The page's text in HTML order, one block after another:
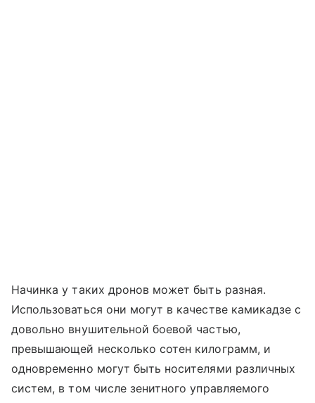
Начинка у таких дронов может быть разная.
Использоваться они могут в качестве камикадзе с
довольно внушительной боевой частью,
превышающей несколько сотен килограмм, и
одновременно могут быть носителями различных
систем, в том числе зенитного управляемого